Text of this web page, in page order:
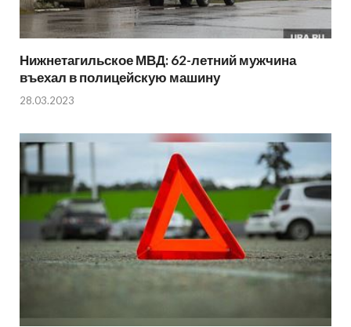
Нижнетагильское МВД: 62-летний мужчина
въехал в полицейскую машину
28.03.2023